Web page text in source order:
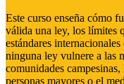
Este curso enseña cómo
válida una ley, los límites
estándares
ninguna ley vulnere a las
comunidades
personas mayores o el